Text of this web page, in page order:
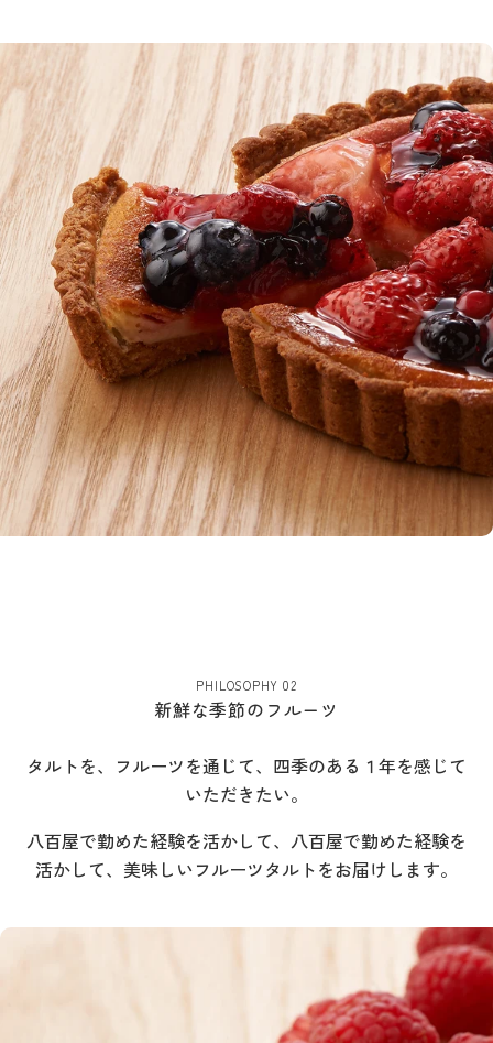
PHILOSOPHY 02
新鮮な季節のフルーツ
タルトを、フルーツを通じて、四季のある１年を感じて
いただきたい。
八百屋で勤めた経験を活かして、八百屋で勤めた経験を
活かして、美味しいフルーツタルトをお届けします。